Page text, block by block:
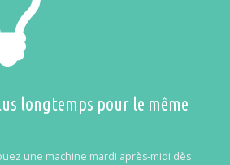
longtemps pour le même
une machine mardi après-midi dès